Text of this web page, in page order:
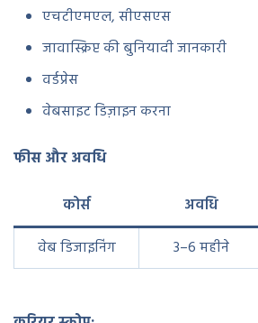
एचटीएमएल, सीएसएस
जावास्क्रिप्ट की बुनियादी जानकारी
वर्डप्रेस
वेबसाइट डिज़ाइन करना
फीस और अवधि
कोर्स
अवधि
वेब डिजाइनिंग
3–6 महीने